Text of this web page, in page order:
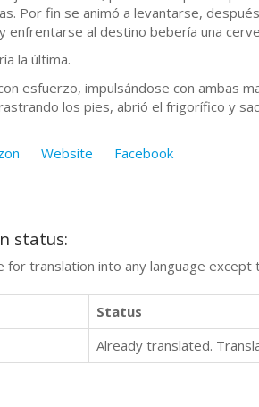
Por fin se animó a levantarse,
enfrentarse al destino bebería una
la última.
esfuerzo, impulsándose con ambas
los pies, abrió el frigorífico y
Website Facebook
status:
for translation into any language
Status
Already translated.